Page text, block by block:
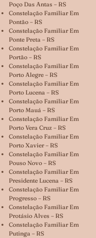
Poço Das Antas – RS
Constelação Familiar Em
Pontão – RS
Constelação Familiar Em
Ponte Preta – RS
Constelação Familiar Em
Portão – RS
Constelação Familiar Em
Porto Alegre – RS
Constelação Familiar Em
Porto Lucena – RS
Constelação Familiar Em
Porto Mauá – RS
Constelação Familiar Em
Porto Vera Cruz – RS
Constelação Familiar Em
Porto Xavier – RS
Constelação Familiar Em
Pouso Novo – RS
Constelação Familiar Em
Presidente Lucena – RS
Constelação Familiar Em
Progresso – RS
Constelação Familiar Em
Protásio Alves – RS
Constelação Familiar Em
Putinga – RS